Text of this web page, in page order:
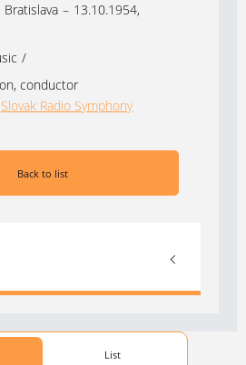
Bratislava – 13.10.1954,
/
conductor
Slovak Radio Symphony
Back to list
List